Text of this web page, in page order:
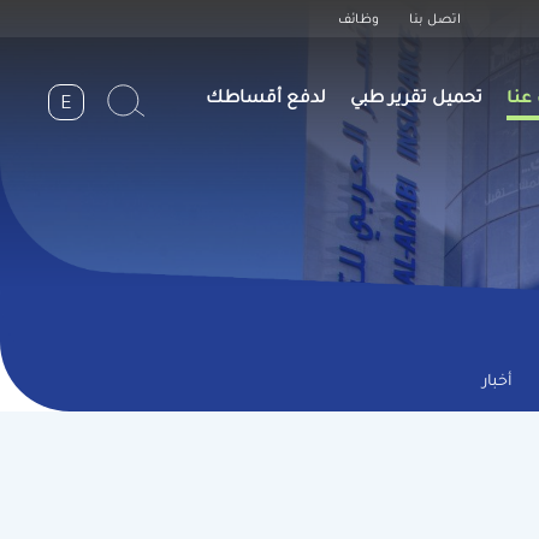
Header
اتصل بنا وظائف
تحميل تقرير طبي لدفع أقساطك E
أخبار